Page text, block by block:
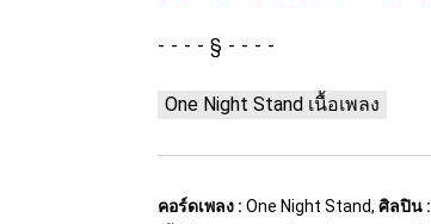
§
One Night Stand เนื้อเพลง
คอร์ดเพลง : One Night Stand, ศิลปิน :